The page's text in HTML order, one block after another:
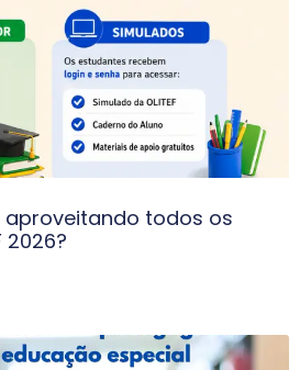
aproveitando todos os
2026?